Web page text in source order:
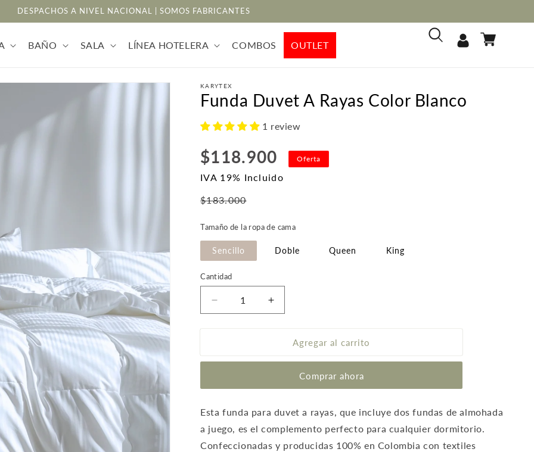
DESPACHOS A NIVEL NACIONAL | SOMOS FABRICANTES
BAÑO SALA LÍNEA HOTELERA COMBOS OUTLET
Iniciar
Carrito
KARYTEX
Funda Duvet A Rayas Color Blanco
1 review
Precio
habitual
$118.900 Oferta
IVA 19% Incluido
$183.000
de
oferta
Tamaño de la ropa de cama
Sencillo Doble Queen King
Cantidad
Reducir
cantidad
Color
Aumentar
cantidad
Funda
Rayas
Color
Agregar al carrito
Comprar ahora
Esta funda para duvet a rayas, que incluye dos fundas de almohada
a juego, es el complemento perfecto para cualquier dormitorio.
Confeccionadas y producidas 100% en Colombia con textiles